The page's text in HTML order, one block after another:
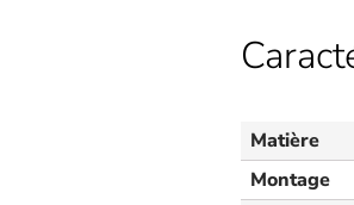
Matière
Montage